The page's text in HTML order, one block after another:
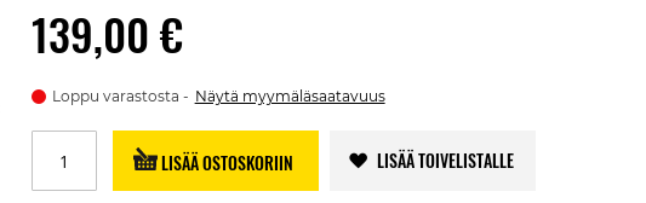
139,00 €
Loppu varastosta Näytä myymäläsaatavuus
LISÄÄ OSTOSKORIIN LISÄÄ TOIVELISTALLE